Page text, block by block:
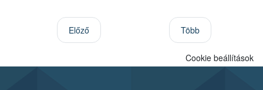
Előző Több
Cookie beállítások